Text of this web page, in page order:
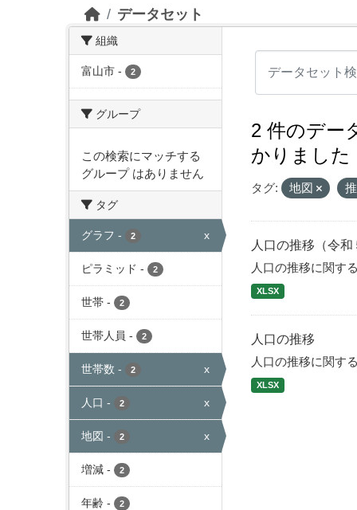
データセット
組織
富山市 - 2
グループ
この検索にマッチする
グループ はありません
タグ
グラフ - 2 x
ピラミッド - 2
世帯 - 2
世帯人員 - 2
世帯数 - 2 x
人口 - 2 x
地図 - 2 x
増減 - 2
年齢 - 2
2 件のデー
かりました
タグ: 地図
人口の推移（令和
人口の推移に関す
XLSX
人口の推移
人口の推移に関す
XLSX